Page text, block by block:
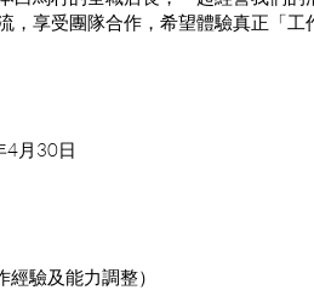
，享受團隊合作，希望體驗真正「工
4月30日
驗及能力調整）